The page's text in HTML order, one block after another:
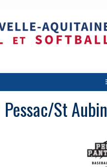
contenu
Pessac/St Aubin